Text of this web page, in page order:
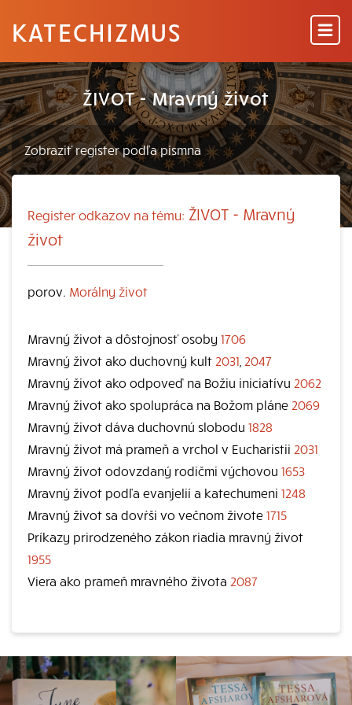
KATECHIZMUS
ŽIVOT - Mravný život
Register odkazov na tému: ŽIVOT - Mravný
život
porov. Morálny život
Mravný život a dôstojnosť osoby 1706
Mravný život ako duchovný kult 2031 2047
Mravný život ako odpoveď na Božiu iniciatívu 2062
Mravný život ako spolupráca na Božom pláne 2069
Mravný život dáva duchovnú slobodu 1828
Mravný život má prameň a vrchol v Eucharistii 2031
Mravný život odovzdaný rodičmi výchovou 1653
Mravný život podľa evanjelií a katechumeni 1248
Mravný život sa dovŕši vo večnom živote 1715
Príkazy prirodzeného zákon riadia mravný život
1955
Viera ako prameň mravného života 2087